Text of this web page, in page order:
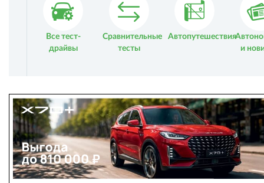
Все тест-
драйвы
Сравнительные
тесты
Автопутешествия
и